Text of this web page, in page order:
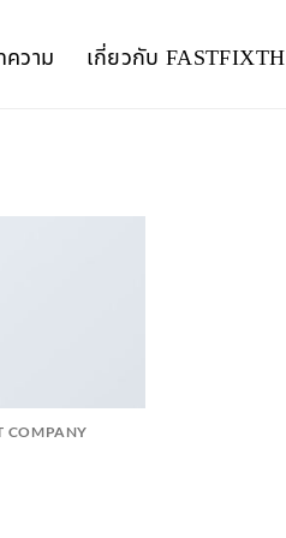
วาม เกี่ยวกับ FASTFIXTH
COMPANY